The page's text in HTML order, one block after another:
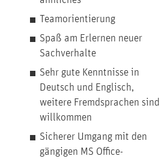
Teamorientierung
Spaß am Erlernen neuer
Sachverhalte
Sehr gute Kenntnisse in
Deutsch und Englisch,
weitere Fremdsprachen sind
willkommen
Sicherer Umgang mit den
gängigen MS Office-